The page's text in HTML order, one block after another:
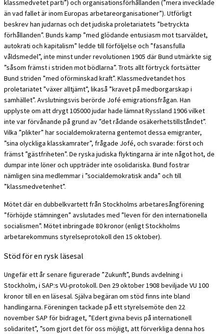
klassmedvetet parti”) och organisationsförhållanden (”mera invecklade
än vad fallet är inom Europas arbetareorganisationer”). Utförligt
beskrev han judarnas och det judiska proletariatets ”betryckta
förhållanden”. Bunds kamp ”med glödande entusiasm mot tsarväldet,
autokrati och kapitalism” ledde till förföljelse och ”fasansfulla
våldsmedel”, inte minst under revolutionen 1905 där Bund utmärkte sig
”såsom främst i striden mot bödlarna”. Trots allt förtryck fortsätter
Bund striden ”med oförminskad kraft”. Klassmedvetandet hos
proletariatet ”växer alltjämt”, likaså ”kravet på medborgarskap i
samhället”. Avslutningsvis berörde Jofé emigrationsfrågan. Han
upplyste om att drygt 105000 judar hade lämnat Ryssland 1906 vilket
inte var förvånande på grund av ”det rådande osäkerhetstillståndet”.
Vilka ”plikter” har socialdemokraterna gentemot dessa emigranter,
”sina olyckliga klasskamrater”, frågade Jofé, och svarade: först och
främst ”gästfriheten”. De ryska judiska flyktingarna är inte något hot, de
dumpar inte löner och uppträder inte osolidariska. Bund fostrar
nämligen sina medlemmar i ”socialdemokratisk anda” och till
”klassmedvetenhet”.
Mötet där en dubbelkvartett från Stockholms arbetaresångförening
”förhöjde stämningen” avslutades med ”leven för den internationella
socialismen”. Mötet inbringade 80 kronor (enligt Stockholms
arbetarekommuns styrelseprotokoll den 15 oktober).
Stöd för en rysk läsesal
Ungefär ett år senare figurerade ”Zukunft”, Bunds avdelning i
Stockholm, i SAP:s VU-protokoll. Den 29 oktober 1908 beviljade VU 100
kronor till en en läsesal. Själva begäran om stöd finns inte bland
handlingarna. Föreningen tackade på ett styrelsemöte den 22
november SAP för bidraget, ”Edert givna bevis på internationell
solidaritet”, ”som gjort det för oss möjligt, att förverkliga denna hos